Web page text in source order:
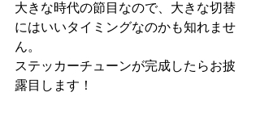
大きな時代の節目なので、大きな切替
にはいいタイミングなのかも知れませ
ん。
ステッカーチューンが完成したらお披
露目します！